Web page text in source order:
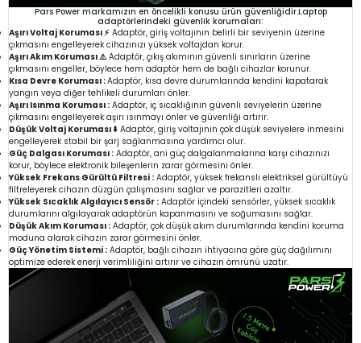
Pars Power markamızın en öncelikli konusu ürün güvenliğidir.Laptop
adaptörlerindeki güvenlik korumaları:
Aşırı Voltaj Koruması ⚡ Adaptör, giriş voltajının belirli bir seviyenin üzerine
çıkmasını engelleyerek cihazınızı yüksek voltajdan korur.
Aşırı Akım Koruması ⚠️Adaptör, çıkış akımının güvenli sınırların üzerine
çıkmasını engeller, böylece hem adaptör hem de bağlı cihazlar korunur.
Kısa Devre Koruması :Adaptör, kısa devre durumlarında kendini kapatarak
yangın veya diğer tehlikeli durumları önler.
Aşırı Isınma Koruması : Adaptör, iç sıcaklığının güvenli seviyelerin üzerine
çıkmasını engelleyerek aşırı ısınmayı önler ve güvenliği artırır.
Düşük Voltaj Koruması ⬇️ Adaptör, giriş voltajının çok düşük seviyelere inmesini
engelleyerek stabil bir şarj sağlanmasına yardımcı olur.
Güç Dalgası Koruması : Adaptör, ani güç dalgalanmalarına karşı cihazınızı
korur, böylece elektronik bileşenlerin zarar görmesini önler.
Yüksek Frekans Gürültü Filtresi : Adaptör, yüksek frekanslı elektriksel gürültüyü
filtreleyerek cihazın düzgün çalışmasını sağlar ve parazitleri azaltır.
Yüksek Sıcaklık Algılayıcı Sensör : Adaptör içindeki sensörler, yüksek sıcaklık
durumlarını algılayarak adaptörün kapanmasını ve soğumasını sağlar.
Düşük Akım Koruması : Adaptör, çok düşük akım durumlarında kendini koruma
moduna alarak cihazın zarar görmesini önler.
Güç Yönetim Sistemi : Adaptör, bağlı cihazın ihtiyacına göre güç dağılımını
optimize ederek enerji verimliliğini artırır ve cihazın ömrünü uzatır.